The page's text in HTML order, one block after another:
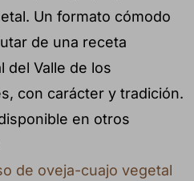
Un formato cómodo
de una receta
del Valle de los
con carácter y tradición.
en otros
de oveja-cuajo vegetal